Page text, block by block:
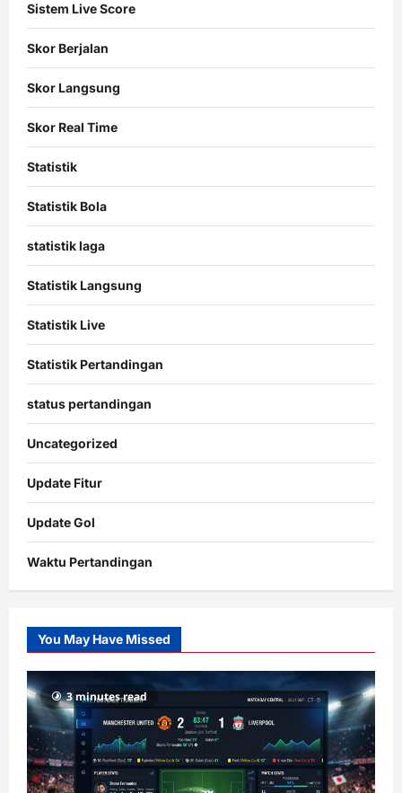
Sistem Live Score
Skor Berjalan
Skor Langsung
Skor Real Time
Statistik
Statistik Bola
statistik laga
Statistik Langsung
Statistik Live
Statistik Pertandingan
status pertandingan
Uncategorized
Update Fitur
Update Gol
Waktu Pertandingan
Slot
Gacor
RTP
terupdate
You May Have Missed
3 minutes read